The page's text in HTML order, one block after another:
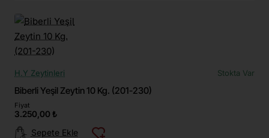
H.Y Zeytinleri Stokta Var
Biberli Yeşil Zeytin 10 Kg. (201-230)
Fiyat
3.250,00 ₺
Sepete Ekle